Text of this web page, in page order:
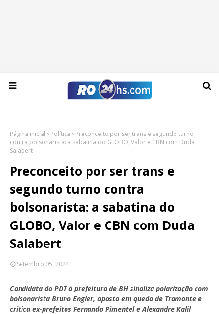
Quinta-feira, 06 de agosto de 2026
Página inicial Política
Preconceito por ser trans e segundo turno
contra bolsonarista: a sabatina do GLOBO, Valor e CBN com Duda
Salabert
Preconceito por ser trans e
segundo turno contra
bolsonarista: a sabatina do
GLOBO, Valor e CBN com Duda
Salabert
Setembro 05, 2024
Candidata do PDT à prefeitura de BH sinaliza polarização com
bolsonarista Bruno Engler, aposta em queda de Tramonte e
critica ex-prefeitos Fernando Pimentel e Alexandre Kalil